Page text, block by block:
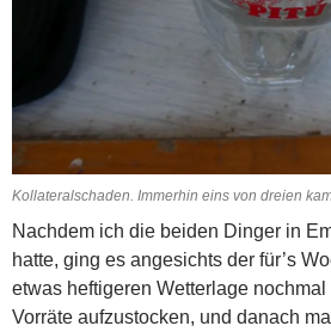
Kollateralschaden. Immerhin eins von dreien
Nachdem ich die beiden Dinger in
hatte, ging es angesichts der für’s
etwas heftigeren Wetterlage
Vorräte aufzustocken, und danach